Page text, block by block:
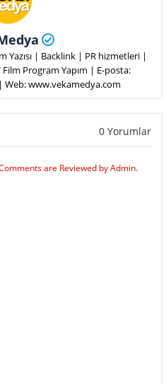
Yazısı | Backlink | PR hizmetleri |
Program Yapım | E-posta:
www.vekamedya.com
0 Yorumlar
are Reviewed by Admin.